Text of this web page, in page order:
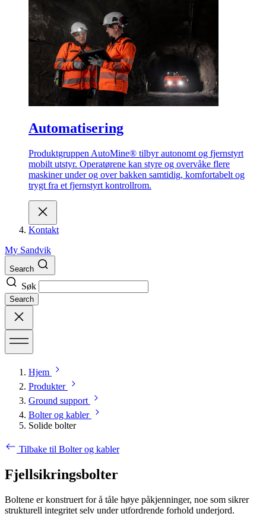
Automatisering
Produktgruppen AutoMine® tilbyr autonomt og fjernstyrt
mobilt utstyr. Operatørene kan styre og overvåke flere
maskiner under og over bakken samtidig, komfortabelt og
trygt fra et fjernstyrt kontrollrom.
Kontakt
My Sandvik
Search
Søk
Search
Hjem
Produkter
Ground support
Bolter og kabler
Solide bolter
Tilbake til Bolter og kabler
Fjellsikringsbolter
Boltene er konstruert for å tåle høye påkjenninger, noe som sikrer
strukturell integritet selv under utfordrende forhold underjord.